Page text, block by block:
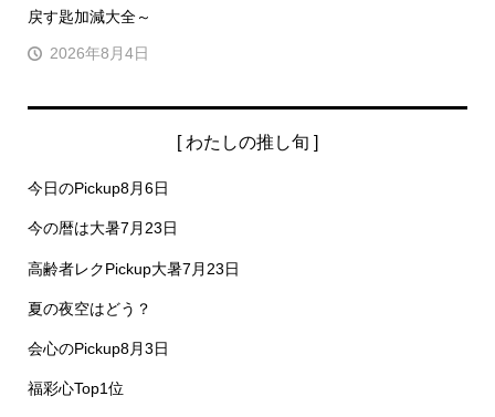
戻す匙加減大全～
2026年8月4日
[ わたしの推し旬 ]
今日のPickup8月6日
今の暦は大暑7月23日
高齢者レクPickup大暑7月23日
夏の夜空はどう？
会心のPickup8月3日
福彩心Top1位